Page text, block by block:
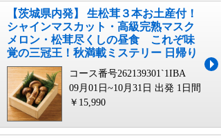
【茨城県内発】 生松茸３本お土産付！
シャインマスカット・高級完熟マスク
メロン・松茸尽くしの昼食 これぞ味
覚の三冠王！秋満載ミステリー 日帰り
コース番号262139301`1IBA
09月01日~10月31日 出発 1日間
￥15,990